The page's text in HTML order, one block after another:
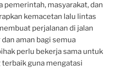
pemerintah, masyarakat, dan
kemacetan lalu lintas
perjalanan di jalan
aman bagi semua
perlu bekerja sama untuk
guna mengatasi